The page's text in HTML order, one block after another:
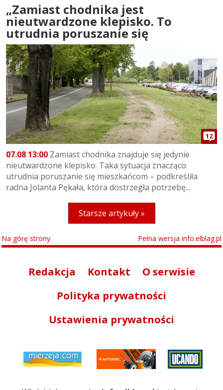
„Zamiast chodnika jest
nieutwardzone klepisko. To
utrudnia poruszanie się
12
07.08 13:00 Zamiast chodnika znajduje się jedynie
nieutwardzone klepisko. Taka sytuacja znacząco
utrudnia poruszanie się mieszkańcom – podkreśliła
radna Jolanta Pękała, która dostrzegła potrzebę...
Starsze artykuły »
Na górę strony Pełna wersja info.elblag.pl
Redakcja Kontakt
O serwisie
Polityka prywatności
Ustawienia prywatności